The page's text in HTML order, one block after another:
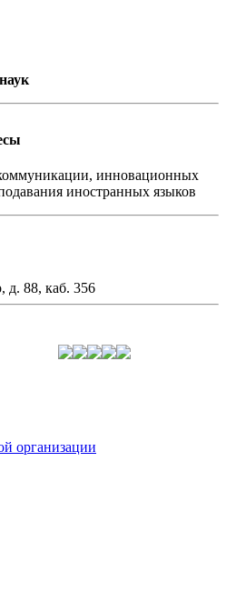
инновационных
иностранных языков
д. 88, каб. 356
организации